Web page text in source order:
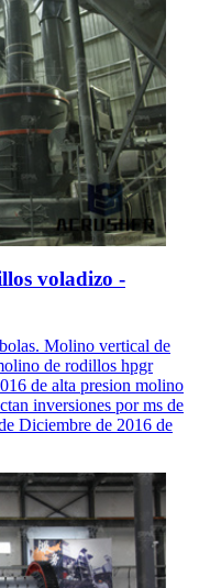
voladizo -
Molino vertical de
de rodillos hpgr
de alta presion molino
inversiones por ms de
Diciembre de 2016 de